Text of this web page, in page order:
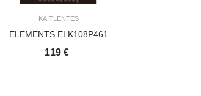
KAITLENTĖS
ELEMENTS ELK108P461
119 €